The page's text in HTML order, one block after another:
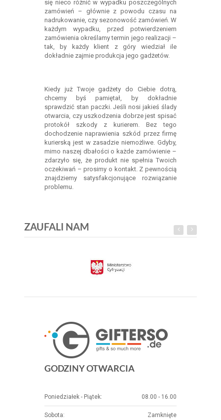
się nieco różnić w wypadku poszczególnych
zamówień – głównie z powodu czasu na
nadrukowanie, czy sezonowość zamówień. W
każdym wypadku, przed potwierdzeniem
zamówienia określamy termin jego realizacji –
tak, by każdy klient z góry wiedział ile
dokładnie zajmie produkcja jego gadżetów.
Kiedy już Twoje gadżety do Ciebie dotrą,
chcemy byś pamiętał, by dokładnie
sprawdzić stan paczki. Jeśli nosi jakieś ślady
otwarcia, czy uszkodzenia dobrze jest spisać
protokół szkody z kurierem. Bez tego
dochodzenie naprawienia szkód przez firmę
kurierską jest w zasadzie niemożliwe. Gdyby,
mimo naszej dbałości o każde zamówienie –
zdarzyło się, że produkt nie spełnia Twoich
oczekiwań – prosimy o kontakt. Z pewnością
znajdziemy satysfakcjonujące rozwiązanie
problemu.
ZAUFALI NAM
GODZINY OTWARCIA
Poniedziałek - Piątek: 08.00 - 16.00
Sobota: Zamknięte